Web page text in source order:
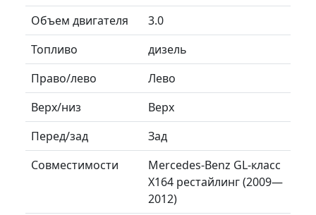
Объем двигателя
3.0
Топливо
дизель
Право/лево
Лево
Верх/низ
Верх
Перед/зад
Зад
Совместимости
Mercedes-Benz GL-класс
X164 рестайлинг (2009—
2012)